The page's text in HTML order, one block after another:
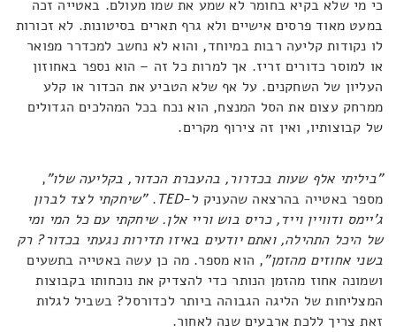
כי מי שלא בקיא בחומר לא שמע את שמו מעולם. באטייה זכה
במעט מאוד פרסים אישיים ולא גרף תארים בסיטונות. לא זכורות
לו נקודות קליעה רבות במיוחד, והוא לא נחשב למכדרר מפואר
או למוסר כדורים זריז. אך למרות כל זה – הוא נספר באחוזון
העליון של השחקנים. על אף שלא הטביע את הכדור או קלע
ממרחק עצום את הסל המנצח, הוא נכח בכל המהלכים הגדולים
של קבוצותיו, ואין זה צירוף מקרים.
"ביליתי אלף שעות בכדרור, בהעברת הכדור, בקליעה שלו",
מספר באטייה בהרצאה שהעניק ל-TED
."שיחקתי לצד לברון
ג'יימס ודוויין וייד, כריס בוש וריי אלן. שיחקתי עם כל המי ומי
של היכל התהילה, ואתם יודעים באיזו תדירות נגעתי בכדור? רק
בשני אחוזים מהזמן", הוא מספר. מה כן עשה באטייה בתשעים
ושמונה אחוז מהזמן הנותר כדי להצדיק את נוכחותו בקבוצות
המצליחות של הליגה הגבוהה ביותר לכדורסל? בשביל לגלות
זאת צריך ללכת ארבעים שנה לאחור.